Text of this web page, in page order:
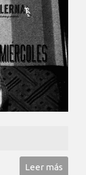
Leer más